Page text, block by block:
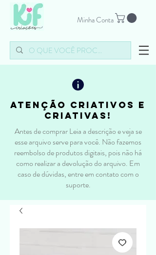
Minha Conta
atenção criativos e
criativas!
Antes de comprar Leia a descrição e veja se
esse arquivo serve para você. Não fazemos
reembolso de produtos digitais, pois não há
como realizar a devolução do arquivo. Em
caso de dúvidas, entre em contato com o
suporte.